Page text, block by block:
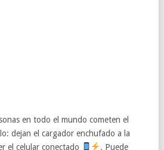
en todo el mundo cometen el
dejan el cargador enchufado a la
el celular conectado
. Puede